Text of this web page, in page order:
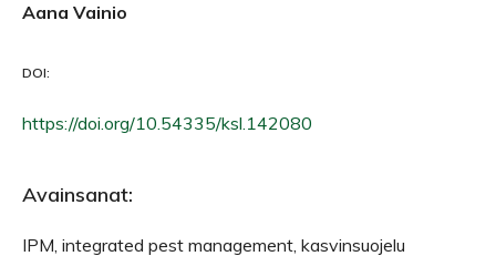
Aana Vainio
DOI:
https://doi.org/10.54335/ksl.142080
Avainsanat:
IPM, integrated pest management, kasvinsuojelu